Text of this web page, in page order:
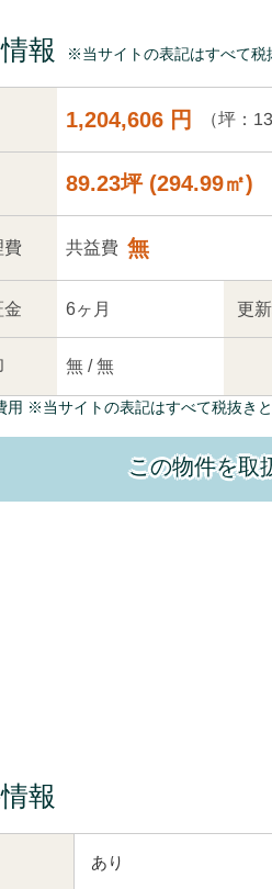
報 ※当サイトの表記はすべて税
1,204,606 円 （坪：
89.23坪 (294.99㎡)
費 共益費 無
金 6ヶ月 更
無 /無
用 ※当サイトの表記はすべて税抜き
この物件を
報
あり